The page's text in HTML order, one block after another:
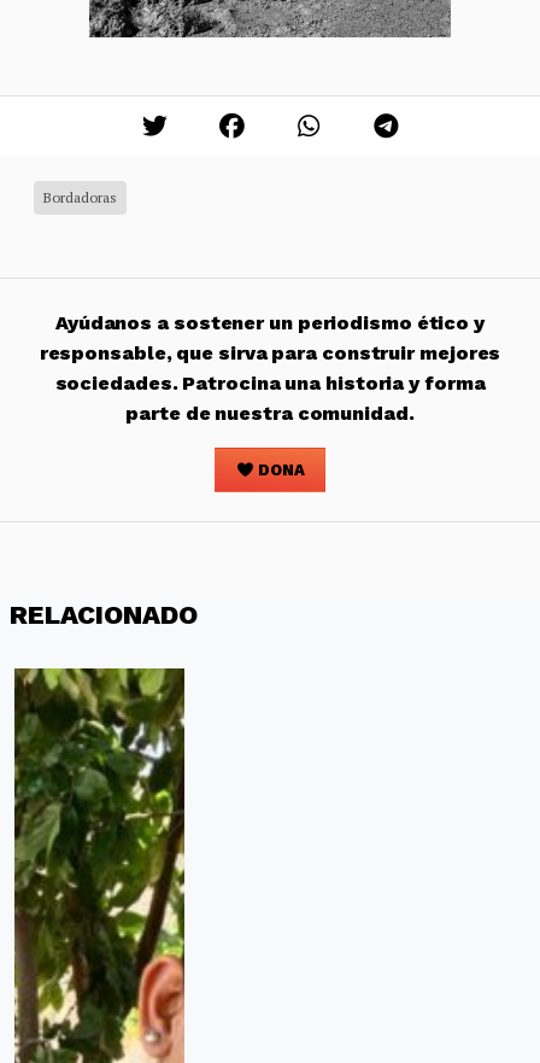
Bordadoras
Ayúdanos a sostener un periodismo ético y
responsable, que sirva para construir mejores
sociedades. Patrocina una historia y forma
parte de nuestra comunidad.
DONA
RELACIONADO